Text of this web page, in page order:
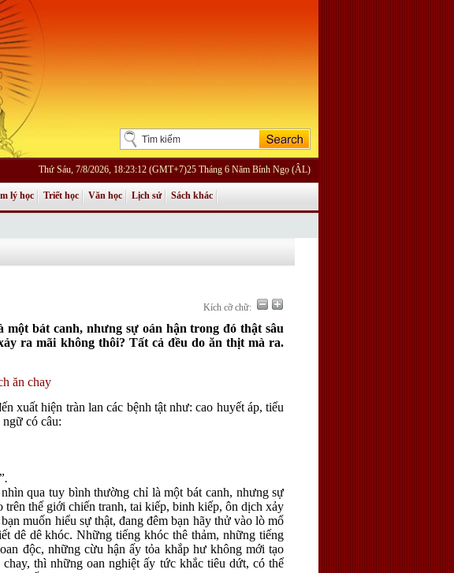
Thứ Sáu, 7/8/2026, 18:23:12 (GMT+7)25 Tháng 6 Năm Bính Ngọ (ÂL)
lý học Triết học Văn học Lịch sử Sách khác
Kích cỡ chữ:
bát canh, nhưng sự oán hận trong đó thật sâu
ra mãi không thôi? Tất cả đều do ăn thịt mà ra.
ăn chay
xuất hiện tràn lan các bệnh tật như: cao huyết áp, tiểu
có câu:
qua tuy bình thường chỉ là một bát canh, nhưng sự
thế giới chiến tranh, tai kiếp, binh kiếp, ôn dịch xảy
muốn hiểu sự thật, đang đêm bạn hãy thử vào lò mổ
dê dê khóc. Những tiếng khóc thê thảm, những tiếng
độc, những cừu hận ấy tỏa khắp hư không mới tạo
thì những oan nghiệt ấy tức khắc tiêu dứt, có thể